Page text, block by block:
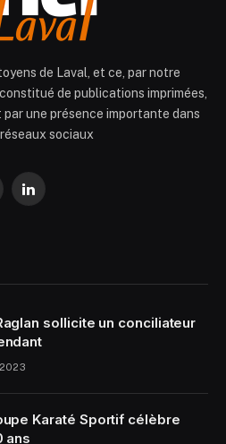
de Laval, et ce, par notre
de publications imprimées,
une présence importante dans
sociaux
LinkedIn
sollicite un conciliateur
Karaté Sportif célèbre
ans